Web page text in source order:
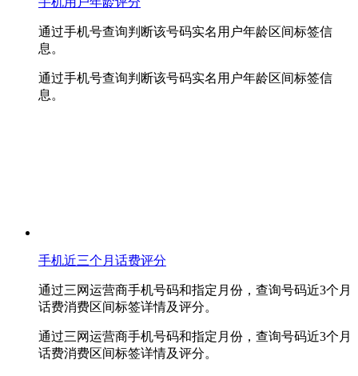
通过手机号查询判断该号码实名用户年龄区间标签信
息。
通过手机号查询判断该号码实名用户年龄区间标签信
息。
手机近三个月话费评分
通过三网运营商手机号码和指定月份，查询号码近3个月
话费消费区间标签详情及评分。
通过三网运营商手机号码和指定月份，查询号码近3个月
话费消费区间标签详情及评分。